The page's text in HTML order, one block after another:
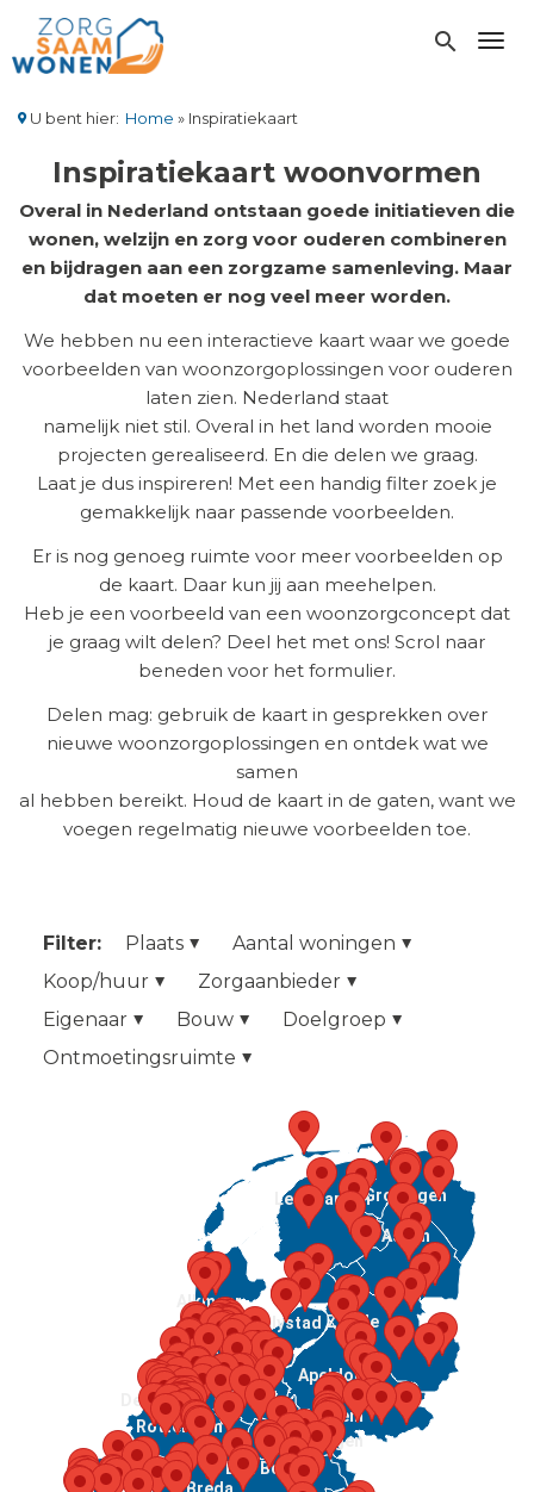
naar
de
gaan
search
U bent hier: Home Inspiratiekaart
Inspiratiekaart woonvormen
Overal in Nederland ontstaan goede initiatieven die
wonen, welzijn en zorg voor ouderen combineren
en bijdragen aan een zorgzame samenleving. Maar
dat moeten er nog veel meer worden.
We hebben nu een interactieve kaart waar we goede
voorbeelden van woonzorgoplossingen voor ouderen
laten zien. Nederland staat
namelijk niet stil. Overal in het land worden mooie
projecten gerealiseerd. En die delen we graag.
Laat je dus inspireren! Met een handig filter zoek je
gemakkelijk naar passende voorbeelden.
Er is nog genoeg ruimte voor meer voorbeelden op
de kaart. Daar kun jij aan meehelpen.
Heb je een voorbeeld van een woonzorgconcept dat
je graag wilt delen? Deel het met ons! Scrol naar
beneden voor het formulier.
Delen mag: gebruik de kaart in gesprekken over
nieuwe woonzorgoplossingen en ontdek wat we
samen
al hebben bereikt. Houd de kaart in de gaten, want we
voegen regelmatig nieuwe voorbeelden toe.